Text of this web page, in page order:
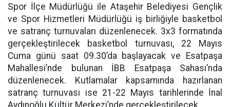
Spor İlçe Müdürlüğü ile Ataşehir Belediyesi Gençlik
ve Spor Hizmetleri Müdürlüğü iş birliğiyle basketbol
ve satranç turnuvaları düzenlenecek. 3x3 formatında
gerçekleştirilecek basketbol turnuvası, 22 Mayıs
Cuma günü saat 09.30’da başlayacak ve Esatpaşa
Mahallesi’nde bulunan İBB Esatpaşa Sahası’nda
düzenlenecek. Kutlamalar kapsamında hazırlanan
satranç turnuvası ise 21-22 Mayıs tarihlerinde İnal
Aydınoğlu Kültür Merkezi’nde gerçekleştirilecek.